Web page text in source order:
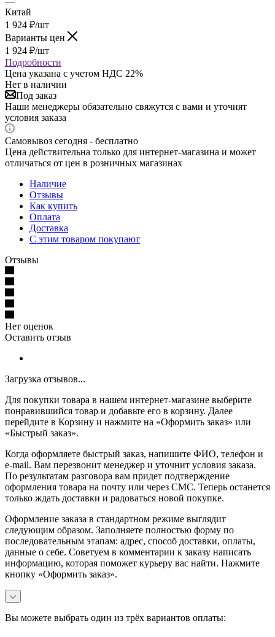
Китай
1 924 ₽/шт
Варианты цен
1 924 ₽/шт
Подробности
Цена указана с учетом НДС 22%
Нет в наличии
Под заказ
Наши менеджеры обязательно свяжутся с вами и уточнят
условия заказа
Самовывоз сегодня - бесплатно
Цена действительна только для интернет-магазина и может
отличаться от цен в розничных магазинах
Наличие
Отзывы
Как купить
Оплата
Доставка
С этим товаром покупают
Отзывы
Нет оценок
Оставить отзыв
Загрузка отзывов...
Для покупки товара в нашем интернет-магазине выберите
понравившийся товар и добавьте его в корзину. Далее
перейдите в Корзину и нажмите на «Оформить заказ» или
«Быстрый заказ».
Когда оформляете быстрый заказ, напишите ФИО, телефон и
e-mail. Вам перезвонит менеджер и уточнит условия заказа.
По результатам разговора вам придет подтверждение
оформления товара на почту или через СМС. Теперь останется
только ждать доставки и радоваться новой покупке.
Оформление заказа в стандартном режиме выглядит
следующим образом. Заполняете полностью форму по
последовательным этапам: адрес, способ доставки, оплаты,
данные о себе. Советуем в комментарии к заказу написать
информацию, которая поможет курьеру вас найти. Нажмите
кнопку «Оформить заказ».
Вы можете выбрать один из трёх вариантов оплаты: